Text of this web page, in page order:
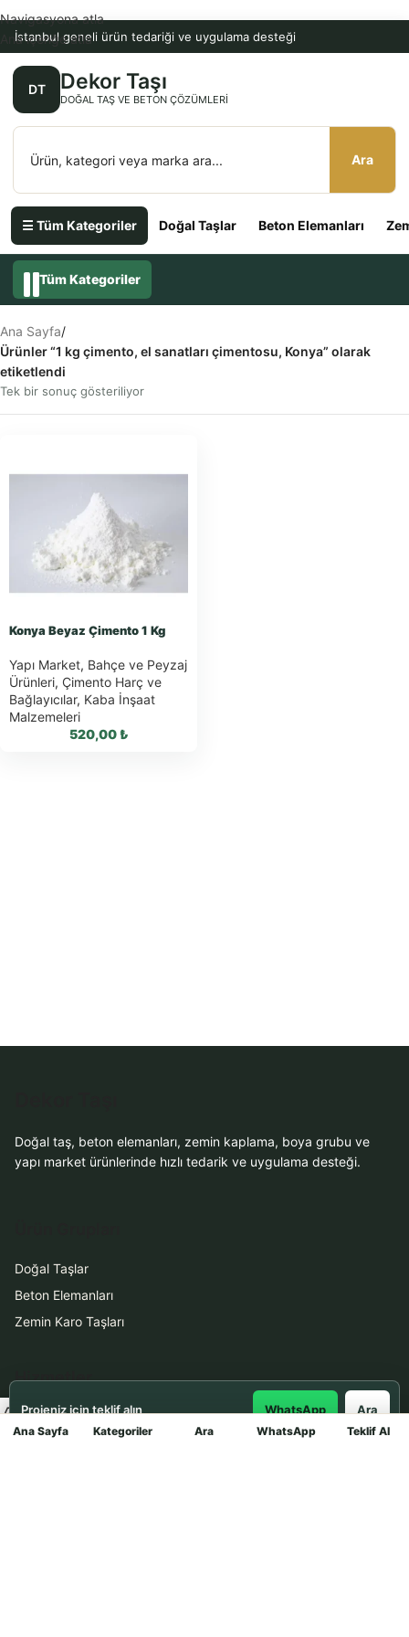
İstanbul geneli ürün tedariği ve uygulama desteği
DT Dekor Taşı
DOĞAL TAŞ VE BETON ÇÖZÜMLERI
Ara
☰ Tüm Kategoriler Doğal Taşlar Beton Elemanları
Navigasyona atla
Ana içeriğe atla
Tüm Kategoriler
Ana Sayfa/
Ürünler “1 kg çimento, el sanatları çimentosu, Konya” olarak
etiketlendi
Tek bir sonuç gösteriliyor
Konya Beyaz Çimento 1 Kg
Yapı Market, Bahçe ve Peyzaj
Ürünleri, Çimento Harç ve
Bağlayıcılar, Kaba İnşaat
Malzemeleri
520,00₺
Ana Sayfa Kategoriler Ara WhatsApp Teklif Al
Doğal taş, beton elemanları, zemin kaplama, boya grubu ve
yapı market ürünlerinde hızlı tedarik ve uygulama desteği.
Doğal Taşlar
Beton Elemanları
Zemin Karo Taşları
Hizmetler
Uygulama
Boya Badana
Projeniz için teklif alın WhatsApp Ara